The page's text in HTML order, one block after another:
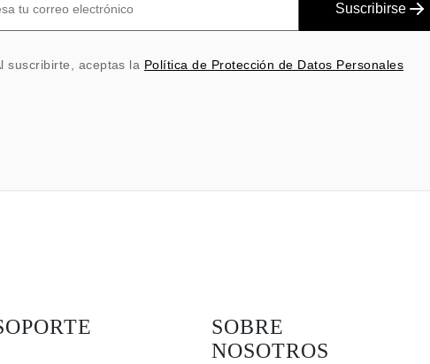
Suscribirse
suscribirte, aceptas la Política de Protección de Datos Personales
SOBRE
NOSOTROS